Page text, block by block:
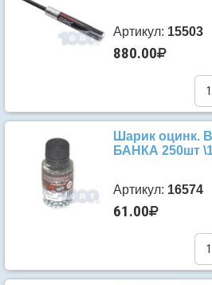
Артикул: 15503
880.00
Шарик оцинк.
БАНКА 250шт
Артикул: 16574
61.00